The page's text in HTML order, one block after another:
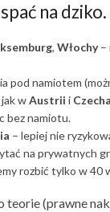
na dziko.
, Włochy–
pod namiotem
wAustrii i
bez namiotu.
– lepiej nie
na prywatnych
rozbić tylko w 40
(prawne